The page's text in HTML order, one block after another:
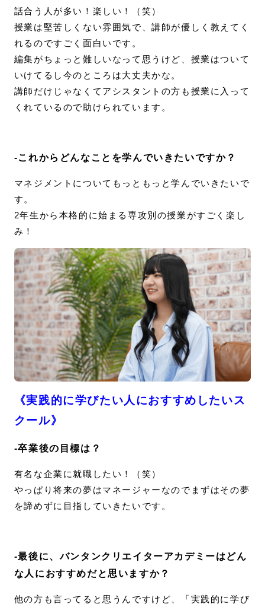
話合う人が多い！楽しい！（笑）
授業は堅苦しくない雰囲気で、講師が優しく教えてく
れるのですごく面白いです。
編集がちょっと難しいなって思うけど、授業はついて
いけてるし今のところは大丈夫かな。
講師だけじゃなくてアシスタントの方も授業に入って
くれているので助けられています。
-これからどんなことを学んでいきたいですか？
マネジメントについてもっともっと学んでいきたいで
す。
2年生から本格的に始まる専攻別の授業がすごく楽し
み！
《実践的に学びたい人におすすめしたいス
クール》
-卒業後の目標は？
有名な企業に就職したい！（笑）
やっぱり将来の夢はマネージャーなのでまずはその夢
を諦めずに目指していきたいです。
-最後に、バンタンクリエイターアカデミーはどん
な人におすすめだと思いますか？
他の方も言ってると思うんですけど、「実践的に学び